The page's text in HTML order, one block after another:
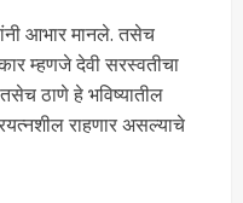
आभार मानले. तसेच
म्हणजे देवी सरस्वतीचा
ठाणे हे भविष्यातील
राहणार असल्याचे